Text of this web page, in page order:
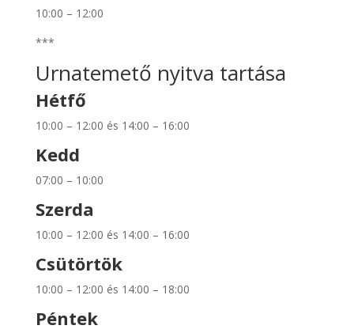
10:00 – 12:00
***
Urnatemető nyitva tartása
Hétfő
10:00 – 12:00 és 14:00 – 16:00
Kedd
07:00 – 10:00
Szerda
10:00 – 12:00 és 14:00 – 16:00
Csütörtök
10:00 – 12:00 és 14:00 – 18:00
Péntek